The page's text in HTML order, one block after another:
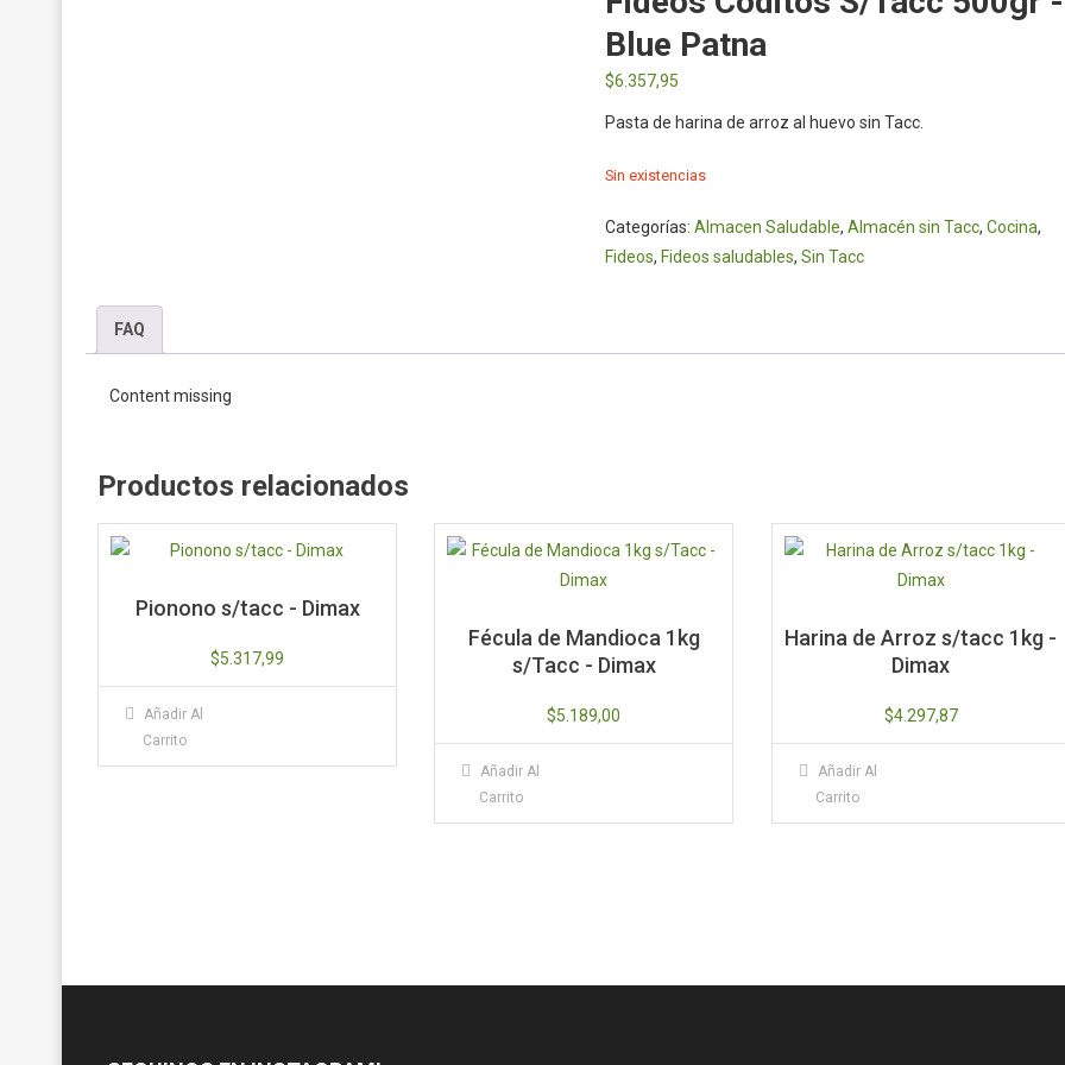
Blue Patna
$6.357,95
Pasta de harina de arroz al huevo sin Tacc.
Sin existencias
Categorías: Almacen Saludable, Almacén sin Tacc, Cocina,
Fideos, Fideos saludables, Sin Tacc
FAQ
Content missing
Productos relacionados
Pionono s/tacc - Dimax
$5.317,99
Añadir Al
Carrito
Fécula de Mandioca 1kg
s/Tacc - Dimax
$5.189,00
Añadir Al
Carrito
Harina de Arroz s/tacc 1kg -
Dimax
$4.297,87
Añadir Al
Carrito